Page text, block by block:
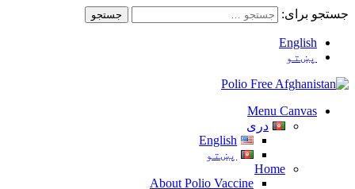
جستجو برای:
English
پښتو
Menu Canvas
دری
English
پښتو
Home
About Polio Vaccine